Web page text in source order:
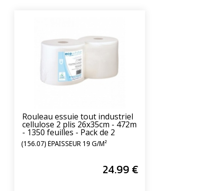
Rouleau essuie tout industriel
cellulose 2 plis 26x35cm - 472m
- 1350 feuilles - Pack de 2
(156.07) ÉPAISSEUR 19 G/M²
24.99 €